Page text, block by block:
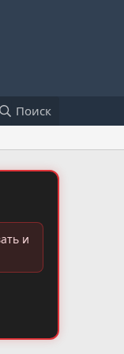
Поиск
и